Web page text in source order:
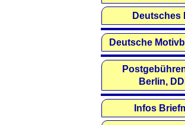
Deutsches
Deutsche
Berlin,
Infos